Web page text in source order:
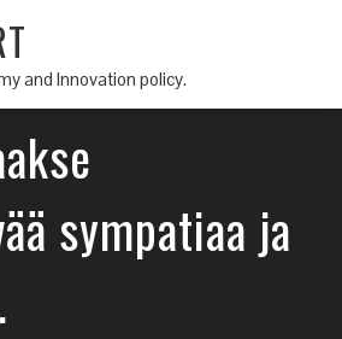
and Innovation policy.
sympatiaa ja